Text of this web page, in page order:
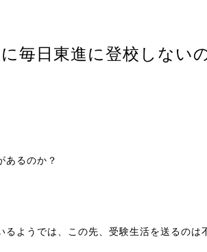
毎日東進に登校しない
あるのか？
るようでは、この先、受験生活を送るのは